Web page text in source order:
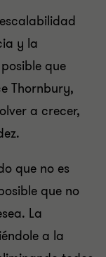
y la
que
Thornbury,
a crecer,
que no es
que no
La
a la